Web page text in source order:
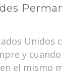
Unidos
y
el mismo